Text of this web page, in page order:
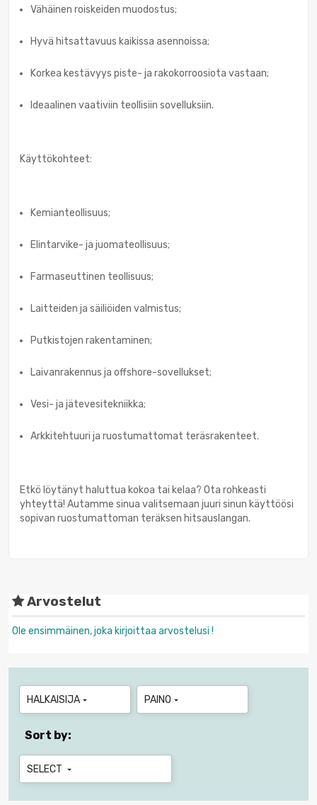
Vähäinen roiskeiden muodostus;
Hyvä hitsattavuus kaikissa asennoissa;
Korkea kestävyys piste- ja rakokorroosiota vastaan;
Ideaalinen vaativiin teollisiin sovelluksiin.
Käyttökohteet:
Kemianteollisuus;
Elintarvike- ja juomateollisuus;
Farmaseuttinen teollisuus;
Laitteiden ja säiliöiden valmistus;
Putkistojen rakentaminen;
Laivanrakennus ja offshore-sovellukset;
Vesi- ja jätevesitekniikka;
Arkkitehtuuri ja ruostumattomat teräsrakenteet.
Etkö löytänyt haluttua kokoa tai kelaa? Ota rohkeasti
yhteyttä! Autamme sinua valitsemaan juuri sinun käyttöösi
sopivan ruostumattoman teräksen hitsauslangan.
Arvostelut
Ole ensimmäinen, joka kirjoittaa arvostelusi !
HALKAISIJA  PAINO 
Sort by:
SELECT 